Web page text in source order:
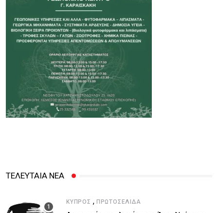
ΤΕΛΕΥΤΑΙΑ ΝΕΑ
ΚΎΠΡΟΣ , ΠΡΩΤΟΣΈΛΙΔΑ